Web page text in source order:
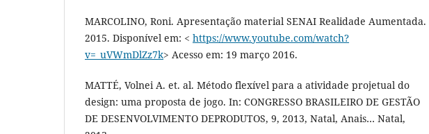
MARCOLINO, Roni. Apresentação material SENAI Realidade Aumentada.
2015. Disponível em: < https://www.youtube.com/watch?
v=_uVWmDlZz7k> Acesso em: 19 março 2016.
MATTÉ, Volnei A. et. al. Método flexível para a atividade projetual do
design: uma proposta de jogo. In: CONGRESSO BRASILEIRO DE GESTÃO
DE DESENVOLVIMENTO DEPRODUTOS, 9, 2013, Natal, Anais… Natal,